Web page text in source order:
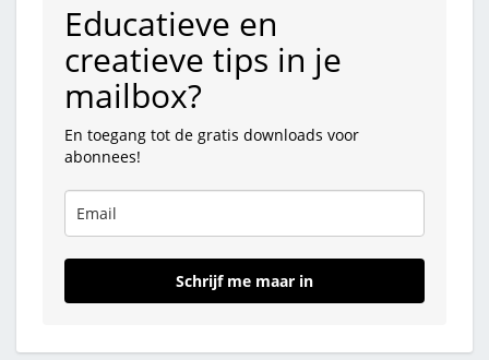
Educatieve en
creatieve tips in je
mailbox?
En toegang tot de gratis downloads voor
abonnees!
Schrijf me maar in